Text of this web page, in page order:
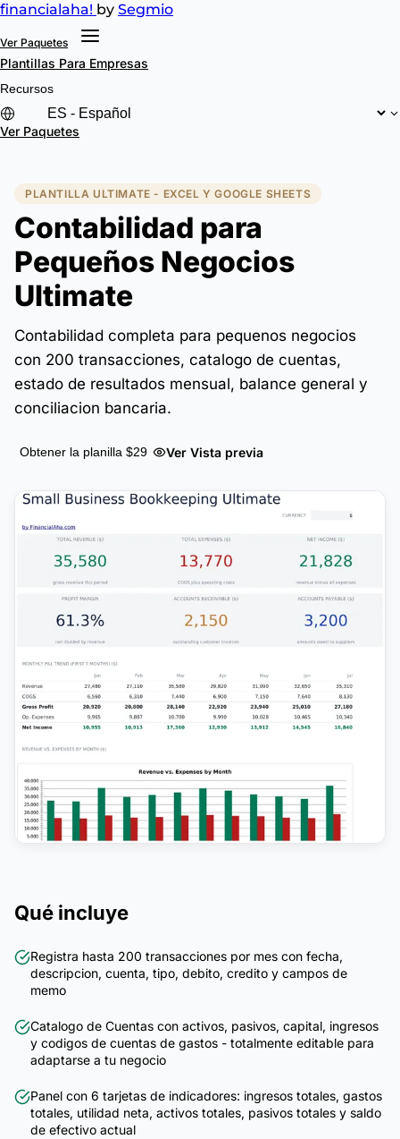
financialaha! by Segmio
Ver Paquetes
Plantillas Para Empresas
Recursos
Ver Paquetes
PLANTILLA ULTIMATE - EXCEL Y GOOGLE SHEETS
Contabilidad para
Pequeños Negocios
Ultimate
Contabilidad completa para pequenos negocios
con 200 transacciones, catalogo de cuentas,
estado de resultados mensual, balance general y
conciliacion bancaria.
Obtener la planilla $29 Ver Vista previa
Qué incluye
Registra hasta 200 transacciones por mes con fecha,
descripcion, cuenta, tipo, debito, credito y campos de
memo
Catalogo de Cuentas con activos, pasivos, capital, ingresos
y codigos de cuentas de gastos - totalmente editable para
adaptarse a tu negocio
Panel con 6 tarjetas de indicadores: ingresos totales, gastos
totales, utilidad neta, activos totales, pasivos totales y saldo
de efectivo actual